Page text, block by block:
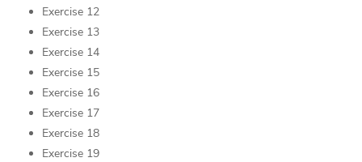
Exercise 12
Exercise 13
Exercise 14
Exercise 15
Exercise 16
Exercise 17
Exercise 18
Exercise 19